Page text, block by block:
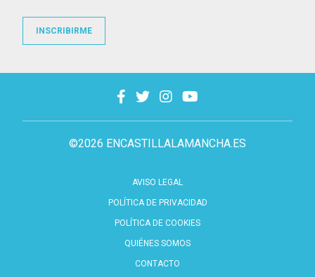
©2026 ENCASTILLALAMANCHA.ES
AVISO LEGAL
POLÍTICA DE PRIVACIDAD
POLÍTICA DE COOKIES
QUIÉNES SOMOS
CONTACTO
INSCRIBIRME